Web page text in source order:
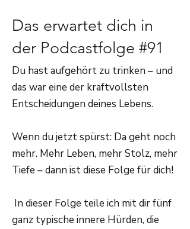
Das erwartet dich in
der Podcastfolge #91
Du hast aufgehört zu trinken – und
das war eine der kraftvollsten
Entscheidungen deines Lebens.
Wenn du jetzt spürst: Da geht noch
mehr. Mehr Leben, mehr Stolz, mehr
Tiefe – dann ist diese Folge für dich!
In dieser Folge teile ich mit dir fünf
ganz typische innere Hürden, die